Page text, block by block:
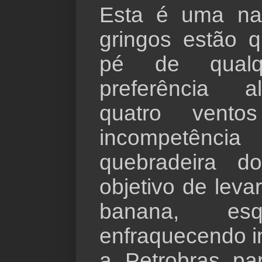
Esta é uma
gringos estão
pé de
preferência
quatro
quebradeira
objetivo de
banana,
enfraquecendo